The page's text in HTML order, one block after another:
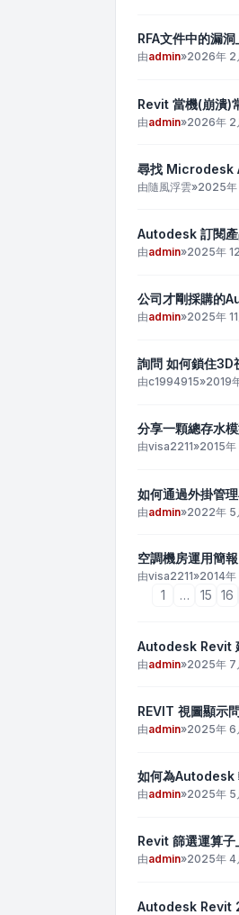
RFA文件中的漏
由admin»2026年 2
Revit 當機(崩潰)
由admin»2026年 2
尋找
由隨風浮雲»2025年
Autodesk 訂閱產
由admin»2025年
公司才剛採購的
由admin»2025年
詢問 如何鎖住3D
由c1994915»2019
分享一顆總存水
由visa2211»2015
如何通過外掛管
由admin»2022年 5
空調機房運用簡
由visa2211»2014
1 … 15 16
Autodesk Revit
由admin»2025年 7
REVIT 視圖顯示
由admin»2025年 6
如何為Autodesk
由admin»2025年 5
Revit 篩選運算子
由admin»2025年 4
Autodesk Revit